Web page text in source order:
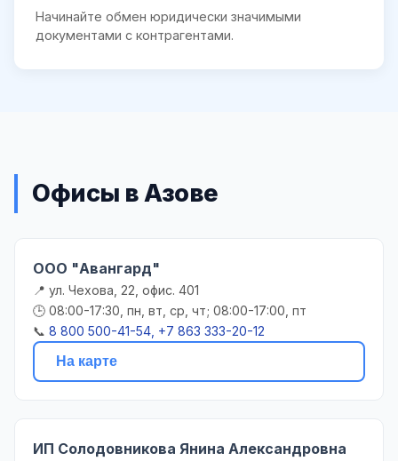
Начинайте обмен юридически значимыми
документами с контрагентами.
Офисы в Азове
ООО "Авангард"
📍 ул. Чехова, 22, офис. 401
🕒 08:00-17:30, пн, вт, ср, чт; 08:00-17:00, пт
📞 8 800 500-41-54, +7 863 333-20-12
На карте
ИП Солодовникова Янина Александровна